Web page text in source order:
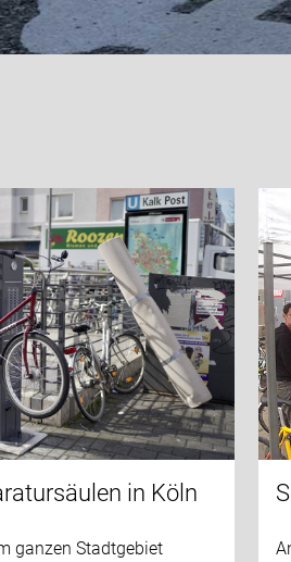
in Köln
ganzen Stadtgebiet